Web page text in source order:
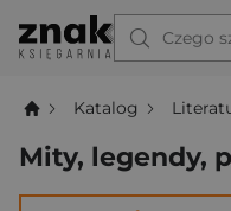
Czego
Katalog
Mity, legendy,